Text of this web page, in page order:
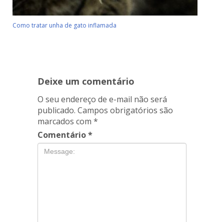
Como tratar unha de gato inflamada
Deixe um comentário
O seu endereço de e-mail não será
publicado. Campos obrigatórios são
marcados com *
Comentário*